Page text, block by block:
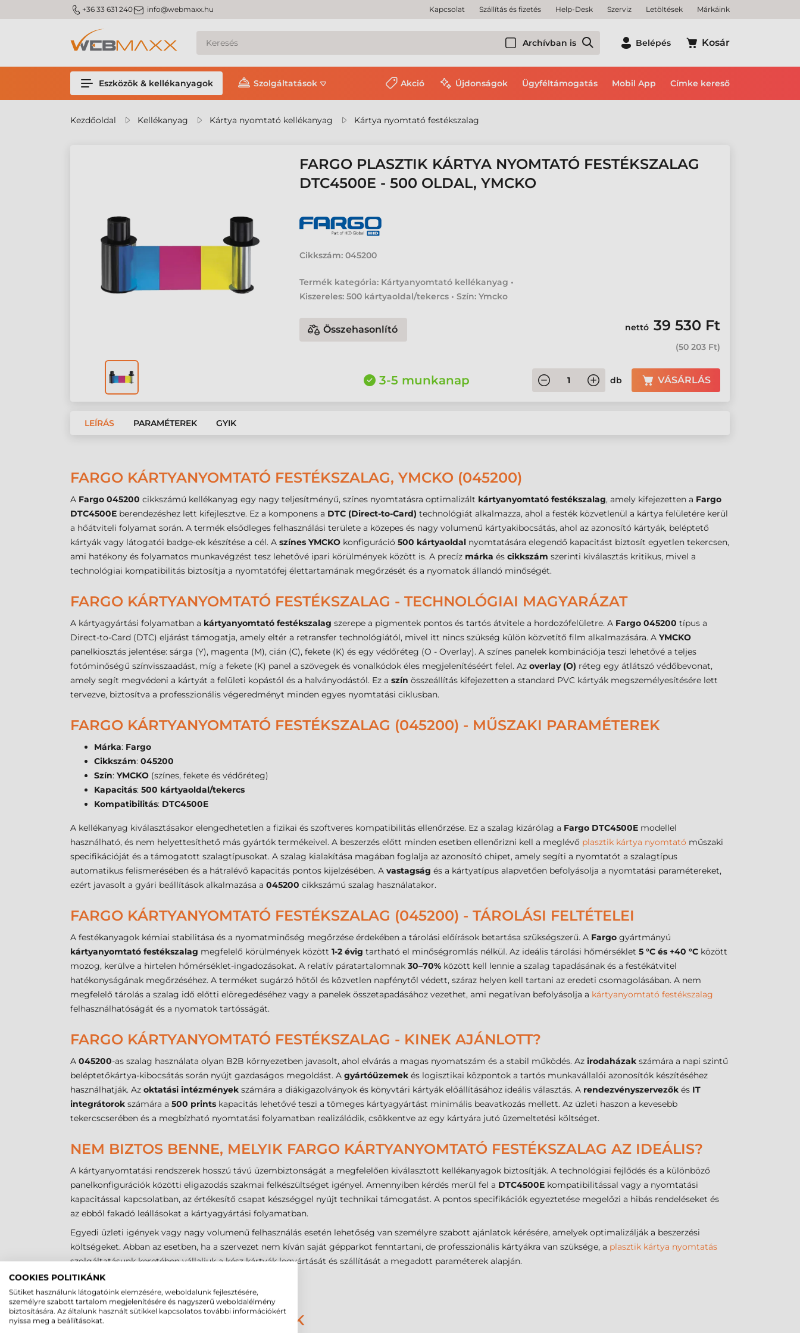
m_phone +36 33 631 240m_email info@webmaxx.hu Kapcsolat Szállítás és fizetés Help-Desk Szerviz Letöltések Márkáink
Archívban is Belépés Kosár
Eszközök & kellékanyagok Szolgáltatások Akció Újdonságok Ügyféltámogatás Mobil App Címke kereső
Kezdőoldal Kellékanyag Kártya nyomtató kellékanyag Kártya nyomtató festékszalag
FARGO PLASZTIK KÁRTYA NYOMTATÓ FESTÉKSZALAG
DTC4500E - 500 OLDAL, YMCKO
Cikkszám: 045200
Termék kategória: Kártyanyomtató kellékanyag •
Kiszereles: 500 kártyaoldal/tekercs • Szín: Ymcko
Összehasonlító nettó 39 530 Ft
(50 203 Ft)
3-5 munkanap db VÁSÁRLÁS
LEÍRÁS PARAMÉTEREK GYIK
FARGO KÁRTYANYOMTATÓ FESTÉKSZALAG, YMCKO (045200)
A Fargo 045200 cikkszámú kellékanyag egy nagy teljesítményű, színes nyomtatásra optimalizált kártyanyomtató festékszalag, amely kifejezetten a Fargo
DTC4500E berendezéshez lett kifejlesztve. Ez a komponens a DTC (Direct-to-Card) technológiát alkalmazza, ahol a festék közvetlenül a kártya felületére kerül
a hőátviteli folyamat során. A termék elsődleges felhasználási területe a közepes és nagy volumenű kártyakibocsátás, ahol az azonosító kártyák, beléptető
kártyák vagy látogatói badge-ek készítése a cél. A színes YMCKO konfiguráció 500 kártyaoldal nyomtatására elegendő kapacitást biztosít egyetlen tekercsen,
ami hatékony és folyamatos munkavégzést tesz lehetővé ipari körülmények között is. A precíz márka és cikkszám szerinti kiválasztás kritikus, mivel a
technológiai kompatibilitás biztosítja a nyomtatófej élettartamának megőrzését és a nyomatok állandó minőségét.
FARGO KÁRTYANYOMTATÓ FESTÉKSZALAG - TECHNOLÓGIAI MAGYARÁZAT
A kártyagyártási folyamatban a kártyanyomtató festékszalag szerepe a pigmentek pontos és tartós átvitele a hordozófelületre. A Fargo 045200 típus a
Direct-to-Card (DTC) eljárást támogatja, amely eltér a retransfer technológiától, mivel itt nincs szükség külön közvetítő film alkalmazására. A YMCKO
panelkiosztás jelentése: sárga (Y), magenta (M), cián (C), fekete (K) és egy védőréteg (O - Overlay). A színes panelek kombinációja teszi lehetővé a teljes
fotóminőségű színvisszaadást, míg a fekete (K) panel a szövegek és vonalkódok éles megjelenítéséért felel. Az overlay (O) réteg egy átlátszó védőbevonat,
amely segít megvédeni a kártyát a felületi kopástól és a halványodástól. Ez a szín összeállítás kifejezetten a standard PVC kártyák megszemélyesítésére lett
tervezve, biztosítva a professzionális végeredményt minden egyes nyomtatási ciklusban.
FARGO KÁRTYANYOMTATÓ FESTÉKSZALAG (045200) - MŰSZAKI PARAMÉTEREK
Márka: Fargo
Cikkszám: 045200
Szín: YMCKO (színes, fekete és védőréteg)
Kapacitás: 500 kártyaoldal/tekercs
Kompatibilitás: DTC4500E
A kellékanyag kiválasztásakor elengedhetetlen a fizikai és szoftveres kompatibilitás ellenőrzése. Ez a szalag kizárólag a Fargo DTC4500E modellel
használható, és nem helyettesíthető más gyártók termékeivel. A beszerzés előtt minden esetben ellenőrizni kell a meglévő plasztik kártya nyomtató műszaki
specifikációját és a támogatott szalagtípusokat. A szalag kialakítása magában foglalja az azonosító chipet, amely segíti a nyomtatót a szalagtípus
automatikus felismerésében és a hátralévő kapacitás pontos kijelzésében. A vastagság és a kártyatípus alapvetően befolyásolja a nyomtatási paramétereket,
ezért javasolt a gyári beállítások alkalmazása a 045200 cikkszámú szalag használatakor.
FARGO KÁRTYANYOMTATÓ FESTÉKSZALAG (045200) - TÁROLÁSI FELTÉTELEI
A festékanyagok kémiai stabilitása és a nyomatminőség megőrzése érdekében a tárolási előírások betartása szükségszerű. A Fargo gyártmányú
kártyanyomtató festékszalag megfelelő körülmények között 1-2 évig tartható el minőségromlás nélkül. Az ideális tárolási hőmérséklet 5 °C és +40 °C között
mozog, kerülve a hirtelen hőmérséklet-ingadozásokat. A relatív páratartalomnak 30–70% között kell lennie a szalag tapadásának és a festékátvitel
hatékonyságának megőrzéséhez. A terméket sugárzó hőtől és közvetlen napfénytől védett, száraz helyen kell tartani az eredeti csomagolásában. A nem
megfelelő tárolás a szalag idő előtti elöregedéséhez vagy a panelek összetapadásához vezethet, ami negatívan befolyásolja a kártyanyomtató festékszalag
felhasználhatóságát és a nyomatok tartósságát.
FARGO KÁRTYANYOMTATÓ FESTÉKSZALAG - KINEK AJÁNLOTT?
A 045200-as szalag használata olyan B2B környezetben javasolt, ahol elvárás a magas nyomatszám és a stabil működés. Az irodaházak számára a napi szintű
beléptetőkártya-kibocsátás során nyújt gazdaságos megoldást. A gyártóüzemek és logisztikai központok a tartós munkavállalói azonosítók készítéséhez
használhatják. Az oktatási intézmények számára a diákigazolványok és könyvtári kártyák előállításához ideális választás. A rendezvényszervezők és IT
integrátorok számára a 500 prints kapacitás lehetővé teszi a tömeges kártyagyártást minimális beavatkozás mellett. Az üzleti haszon a kevesebb
tekercscserében és a megbízható nyomtatási folyamatban realizálódik, csökkentve az egy kártyára jutó üzemeltetési költséget.
NEM BIZTOS BENNE, MELYIK FARGO KÁRTYANYOMTATÓ FESTÉKSZALAG AZ IDEÁLIS?
A kártyanyomtatási rendszerek hosszú távú üzembiztonságát a megfelelően kiválasztott kellékanyagok biztosítják. A technológiai fejlődés és a különböző
panelkonfigurációk közötti eligazodás szakmai felkészültséget igényel. Amennyiben kérdés merül fel a DTC4500E kompatibilitással vagy a nyomtatási
kapacitással kapcsolatban, az értékesítő csapat készséggel nyújt technikai támogatást. A pontos specifikációk egyeztetése megelőzi a hibás rendeléseket és
az ebből fakadó leállásokat a kártyagyártási folyamatban.
Egyedi üzleti igények vagy nagy volumenű felhasználás esetén lehetőség van személyre szabott ajánlatok kérésére, amelyek optimalizálják a beszerzési
költségeket. Abban az esetben, ha a szervezet nem kíván saját gépparkot fenntartani, de professzionális kártyákra van szüksége, a plasztik kártya nyomtatás
szolgáltatásunk keretében vállaljuk a kész kártyák legyártását és szállítását a megadott paraméterek alapján.
GYAKRAN ISMÉTELT KÉRDÉSEK
COOKIES POLITIKÁNK
Sütiket használunk látogatóink elemzésére, weboldalunk fejlesztésére,
személyre szabott tartalom megjelenítésére és nagyszerű weboldalélmény
biztosítására. Az általunk használt sütikkel kapcsolatos további információkért
nyissa meg a beállításokat.